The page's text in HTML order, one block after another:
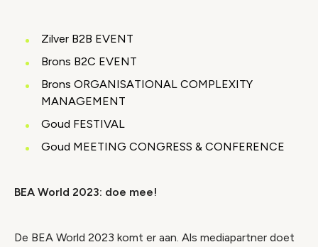
Zilver B2B EVENT
Brons B2C EVENT
Brons ORGANISATIONAL COMPLEXITY
MANAGEMENT
Goud FESTIVAL
Goud MEETING CONGRESS & CONFERENCE
BEA World 2023: doe mee!
De BEA World 2023 komt er aan. Als mediapartner doet